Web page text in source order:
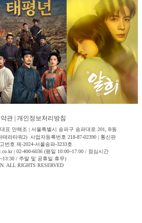
관 개인정보처리방침
표 안해조 | 서울특별시 송파구 송파대로 201, B동
테라타워2) 사업자등록번호 218-87-02390 | 통신판
번호 제-2024-서울송파-3233호
| 02-400-6036 (평일 10:00~17:00 / 점심시간
/ 주말 및 공휴일 휴무)
ALL RIGHTS RESERVED